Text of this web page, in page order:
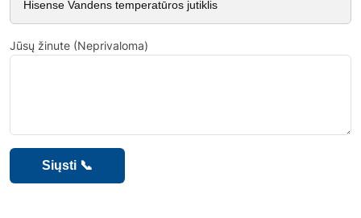
Jūsų žinute (Neprivaloma)